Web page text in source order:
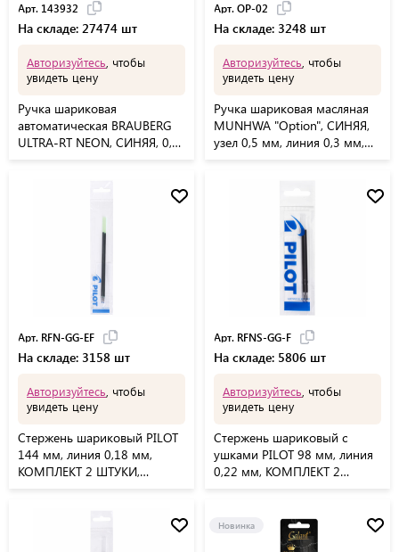
Арт. 143932
На складе: 27474 шт
Авторизуйтесь , чтобы
увидеть цену
Ручка шариковая
автоматическая BRAUBERG
ULTRA-RT NEON, СИНЯЯ, 0,7
Арт. OP-02
На складе: 3248 шт
Авторизуйтесь , чтобы
увидеть цену
Ручка шариковая масляная
MUNHWA "Option", СИНЯЯ,
узел 0,5 мм, линия 0,3 мм,
Арт. RFN-GG-EF
На складе: 3158 шт
Авторизуйтесь , чтобы
увидеть цену
Стержень шариковый PILOT
144 мм, линия 0,18 мм,
КОМПЛЕКТ 2 ШТУКИ,
Арт. RFNS-GG-F
На складе: 5806 шт
Авторизуйтесь , чтобы
увидеть цену
Стержень шариковый с
ушками PILOT 98 мм, линия
0,22 мм, КОМПЛЕКТ 2
Новинка